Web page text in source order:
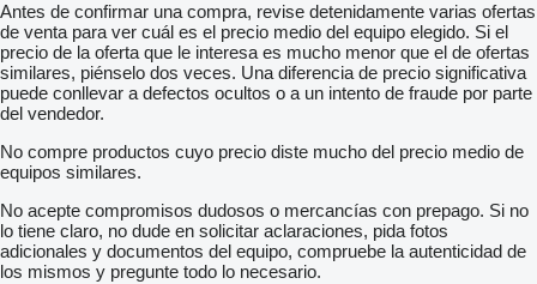
Antes de confirmar una compra, revise detenidamente varias ofertas
de venta para ver cuál es el precio medio del equipo elegido. Si el
precio de la oferta que le interesa es mucho menor que el de ofertas
similares, piénselo dos veces. Una diferencia de precio significativa
puede conllevar a defectos ocultos o a un intento de fraude por parte
del vendedor.
No compre productos cuyo precio diste mucho del precio medio de
equipos similares.
No acepte compromisos dudosos o mercancías con prepago. Si no
lo tiene claro, no dude en solicitar aclaraciones, pida fotos
adicionales y documentos del equipo, compruebe la autenticidad de
los mismos y pregunte todo lo necesario.